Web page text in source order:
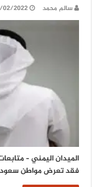
سالم محمد 02/2022
الميدان اليمني –
فقد تعرض مواطن